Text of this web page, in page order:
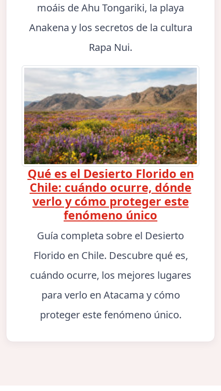
moáis de Ahu Tongariki, la playa
Anakena y los secretos de la cultura
Rapa Nui.
Qué es el Desierto Florido en
Chile: cuándo ocurre, dónde
verlo y cómo proteger este
fenómeno único
Guía completa sobre el Desierto
Florido en Chile. Descubre qué es,
cuándo ocurre, los mejores lugares
para verlo en Atacama y cómo
proteger este fenómeno único.